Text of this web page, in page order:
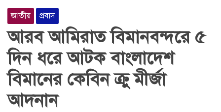
জাতীয় প্রবাস
আরব আমিরাত বিমানবন্দরে ৫
দিন ধরে আটক বাংলাদেশ
বিমানের কেবিন ক্রু মীর্জা
আদনান